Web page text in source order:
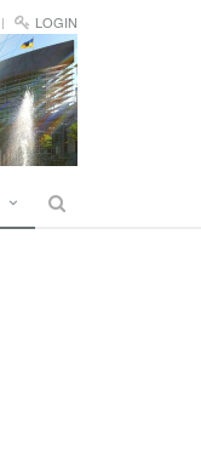
LOGIN